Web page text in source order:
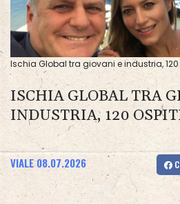
Ischia Global tra giovani e industria, 120
ISCHIA GLOBAL TRA
INDUSTRIA, 120
VIALE 08.07.2026